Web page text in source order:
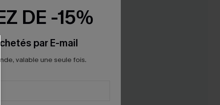
DE -15%
par E-mail
valable une seule fois.